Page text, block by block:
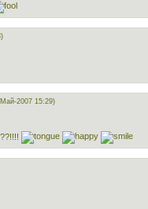
2007 15:29)